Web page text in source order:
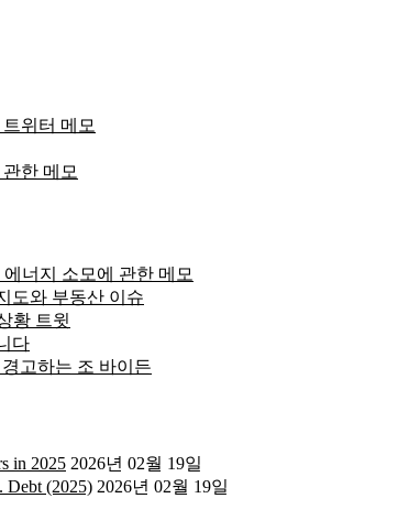
위터 메모
한 메모
너지 소모에 관한 메모
도와 부동산 이슈
황 트윗
다
고하는 조 바이든
in 2025 2026년 02월 19일
Debt (2025) 2026년 02월 19일